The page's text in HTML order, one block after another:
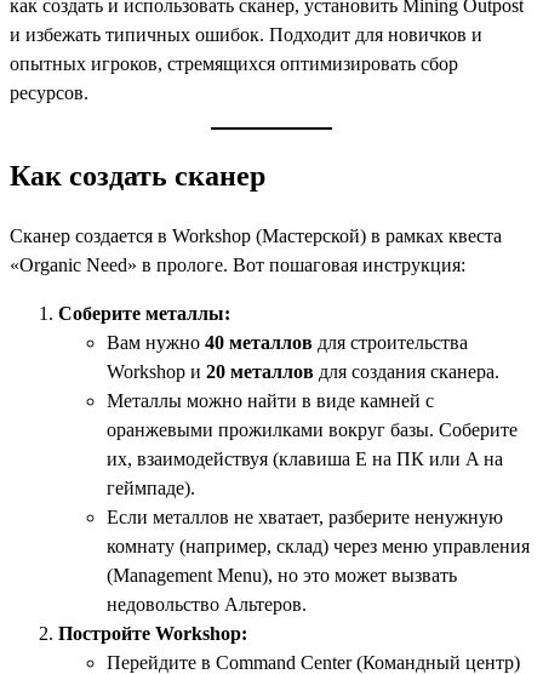
как создать и использовать сканер, установить Mining Outpost
и избежать типичных ошибок. Подходит для новичков и
опытных игроков, стремящихся оптимизировать сбор
ресурсов.
Как создать сканер
Сканер создается в Workshop (Мастерской) в рамках квеста
«Organic Need» в прологе. Вот пошаговая инструкция:
Соберите металлы:
Вам нужно 40 металлов для строительства
Workshop и 20 металлов для создания сканера.
Металлы можно найти в виде камней с
оранжевыми прожилками вокруг базы. Соберите
их, взаимодействуя (клавиша E на ПК или A на
геймпаде).
Если металлов не хватает, разберите ненужную
комнату (например, склад) через меню управления
(Management Menu), но это может вызвать
недовольство Альтеров.
Постройте Workshop:
Перейдите в Command Center (Командный центр)